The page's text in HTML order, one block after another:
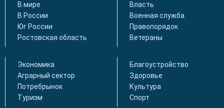
В мире
В России
Юг России
Ростовская область
Власть
Военная служба
Правопорядок
Ветераны
Экономика
Аграрный сектор
Потребрынок
Туризм
Благоустройство
Здоровье
Культура
Спорт